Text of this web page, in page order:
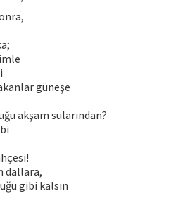
güneşe
akşam sularından?
dallara,
gibi kalsın